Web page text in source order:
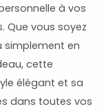
à vos
Que vous soyez
simplement en
cette
élégant et sa
dans toutes vos